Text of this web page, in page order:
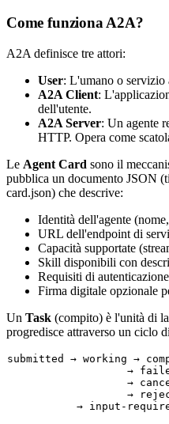
Come funziona A2A?
A2A definisce tre attori:
User: L'umano o servizio
A2A Client:
dell'utente.
A2A Server: Un agente
HTTP. Opera come
Le Agent Card sono il
pubblica un documento JSON
card.json) che descrive:
Identità dell'agente
URL dell'endpoint di
Capacità supportate
Skill disponibili con
Requisiti di autenticazione
Firma digitale opzionale
Un Task (compito) è l'unità di
progredisce attraverso un ciclo
submitted → working →
                   →
                   →
                   →
           →
input -